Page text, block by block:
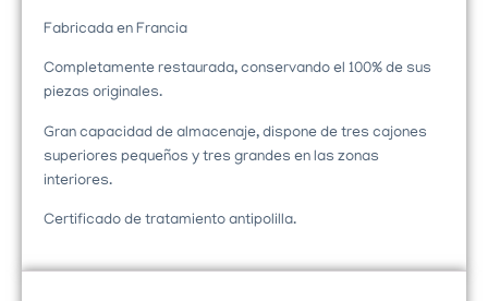
Fabricada en Francia
Completamente restaurada, conservando el 100% de sus
piezas originales.
Gran capacidad de almacenaje, dispone de tres cajones
superiores pequeños y tres grandes en las zonas
interiores.
Certificado de tratamiento antipolilla.